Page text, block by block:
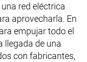
red eléctrica
aprovecharla. En
empujar todo el
llegada de una
con fabricantes,